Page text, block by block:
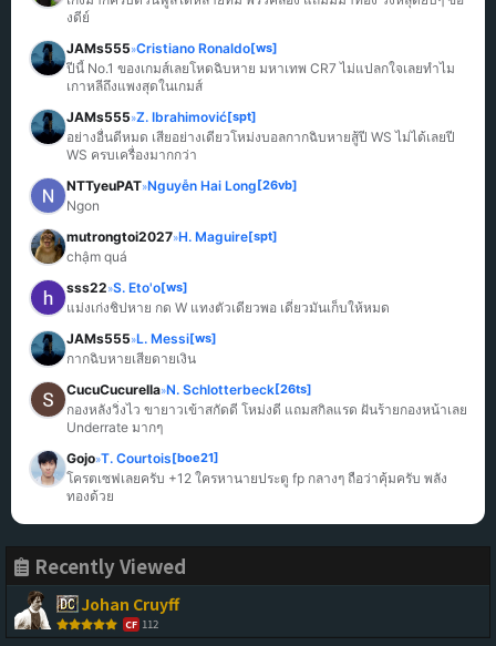
งดีย์
JAMs555»Cristiano Ronaldo[ws]
ปีนี้ No.1 ของเกมส์เลยโหดฉิบหาย มหาเทพ CR7 ไม่แปลกใจเลยทำไม
เกาหลีถึงแพงสุดในเกมส์
JAMs555»Z. Ibrahimović[spt]
อย่างอื่นดีหมด เสียอย่างเดียวโหม่งบอลกากฉิบหายสู้ปี WS ไม่ได้เลยปี
WS ครบเครื่องมากกว่า
NTTyeuPAT»Nguyễn Hai Long [26vb]
Ngon
mutrongtoi2027»H. Maguire[spt]
chậm quá
sss22»S. Eto'o[ws]
แม่งเก่งชิปหาย กด W แทงตัวเดียวพอ เดี๋ยวมันเก็บให้หมด
JAMs555»L. Messi[ws]
กากฉิบหายเสียดายเงิน
CucuCucurella»N. Schlotterbeck[26ts]
กองหลังวิ่งไว ขายาวเข้าสกัดดี โหม่งดี แถมสกิลแรด ฝันร้ายกองหน้าเลย
Underrate มากๆ
Gojo»T. Courtois[boe21]
โครตเซฟเลยครับ +12 ใครหานายประตู fp กลางๆ ถือว่าคุ้มครับ พลัง
ทองด้วย
Recently Viewed
Johan Cruyff
CF 112